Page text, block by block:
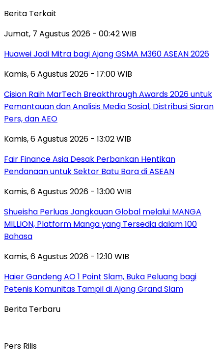
Berita Terkait
Jumat, 7 Agustus 2026 - 00:42 WIB
Huawei Jadi Mitra bagi Ajang GSMA M360 ASEAN 2026
Kamis, 6 Agustus 2026 - 17:00 WIB
Cision Raih MarTech Breakthrough Awards 2026 untuk
Pemantauan dan Analisis Media Sosial, Distribusi Siaran
Pers, dan AEO
Kamis, 6 Agustus 2026 - 13:02 WIB
Fair Finance Asia Desak Perbankan Hentikan
Pendanaan untuk Sektor Batu Bara di ASEAN
Kamis, 6 Agustus 2026 - 13:00 WIB
Shueisha Perluas Jangkauan Global melalui MANGA
MILLION, Platform Manga yang Tersedia dalam 100
Bahasa
Kamis, 6 Agustus 2026 - 12:10 WIB
Haier Gandeng AO 1 Point Slam, Buka Peluang bagi
Petenis Komunitas Tampil di Ajang Grand Slam
Berita Terbaru
Pers Rilis